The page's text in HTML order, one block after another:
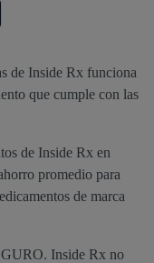
de Inside Rx funciona
que cumple con las
de Inside Rx en
promedio para
de marca
Inside Rx no